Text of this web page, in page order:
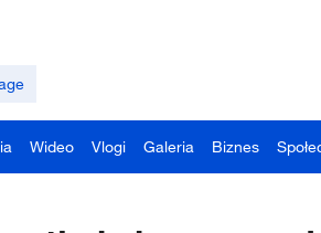
Wideo Vlogi Galeria Biznes